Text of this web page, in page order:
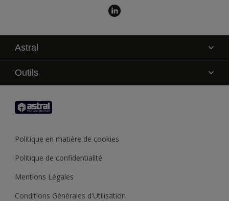
Astral
La marque
Service technique
Contact
Trouver un point de vente
Recycler son pot de peinture
Outils
Politique en matière de cookies
Politique de confidentialité
Mentions Légales
Conditions Générales d'Utilisation